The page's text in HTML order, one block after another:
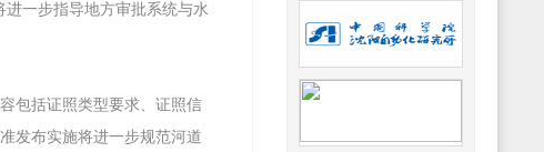
一步指导地方审批系统与水
包括证照类型要求、证照信
发布实施将进一步规范河道